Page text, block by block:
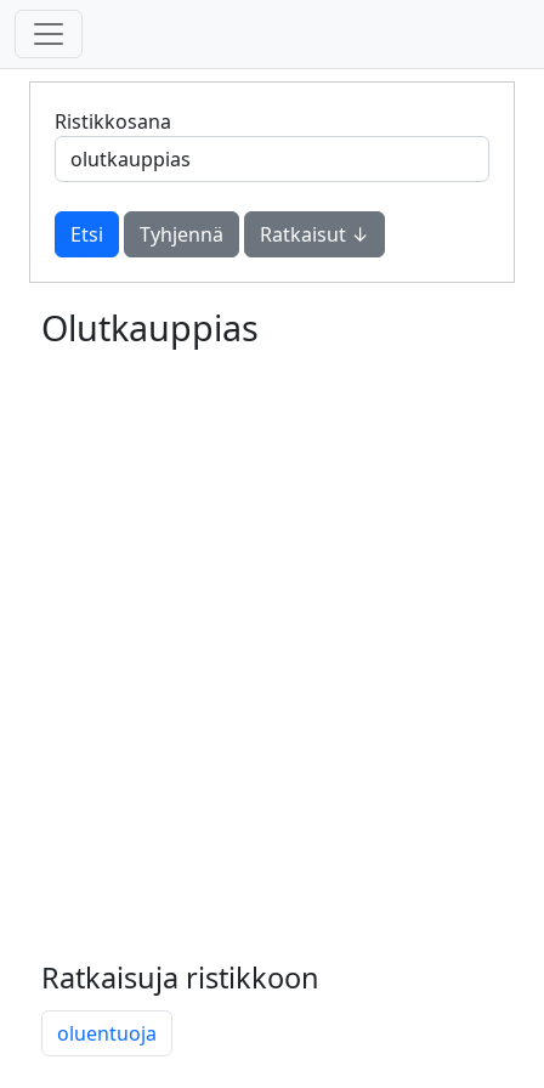
Ristikkosana
Tyhjennä Ratkaisut ↓
Olutkauppias
Ratkaisuja ristikkoon
oluentuoja